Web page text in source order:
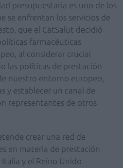
presupuestaria es uno de los
se enfrentan los servicios de
que el CatSalut decidió
farmacéuticas
al considerar crucial
las políticas de prestación
nuestro entorno europeo,
y establecer un canal de
representantes de otros
crear una red de
en materia de prestación
y el Reino Unido